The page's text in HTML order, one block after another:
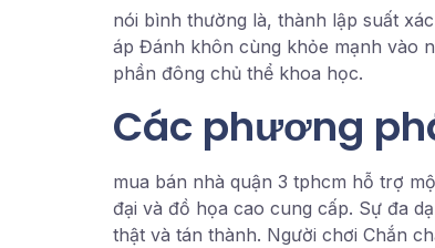
nói bình thường là, thành lập suất
áp Đánh khôn cùng khỏe mạnh vào
phần đông chủ thể khoa học.
Các phương
mua bán nhà quận 3 tphcm hỗ trợ
đại và đồ họa cao cung cấp. Sự đa
thật và tán thành. Người chơi Chắn